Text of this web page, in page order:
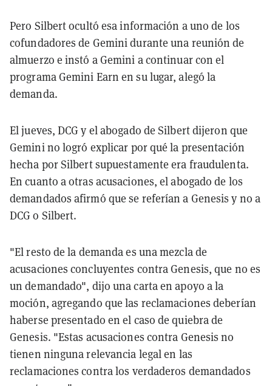
Pero Silbert ocultó esa información a uno de los
cofundadores de Gemini durante una reunión de
almuerzo e instó a Gemini a continuar con el
programa Gemini Earn en su lugar, alegó la
demanda.
El jueves, DCG y el abogado de Silbert dijeron que
Gemini no logró explicar por qué la presentación
hecha por Silbert supuestamente era fraudulenta.
En cuanto a otras acusaciones, el abogado de los
demandados afirmó que se referían a Genesis y no a
DCG o Silbert.
"El resto de la demanda es una mezcla de
acusaciones concluyentes contra Genesis, que no es
un demandado", dijo una carta en apoyo a la
moción, agregando que las reclamaciones deberían
haberse presentado en el caso de quiebra de
Genesis. "Estas acusaciones contra Genesis no
tienen ninguna relevancia legal en las
reclamaciones contra los verdaderos demandados